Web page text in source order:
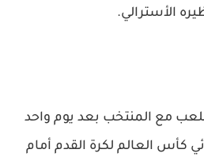
الأسترالي.
مع المنتخب بعد يوم واحد
كأس العالم لكرة القدم أمام